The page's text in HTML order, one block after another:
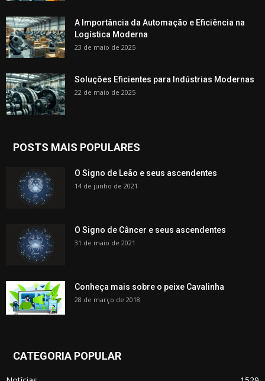
A Importância da Automação e Eficiência na
Logística Moderna
23 de maio de 2025
Soluções Eficientes para Indústrias Modernas
22 de maio de 2025
POSTS MAIS POPULARES
O Signo de Leão e seus ascendentes
14 de junho de 2021
O Signo de Câncer e seus ascendentes
31 de maio de 2021
Conheça mais sobre o peixe Cavalinha
28 de março de 2018
CATEGORIA POPULAR